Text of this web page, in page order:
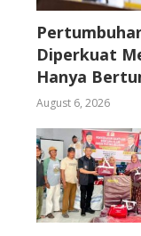
Diperkuat
Hanya
August 6, 2026